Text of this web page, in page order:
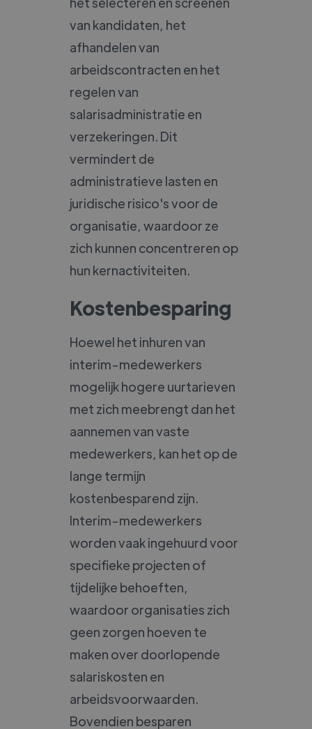
van kandidaten, het
afhandelen van
arbeidscontracten en het
regelen van
salarisadministratie en
verzekeringen. Dit
vermindert de
administratieve lasten en
juridische risico's voor de
organisatie, waardoor ze
zich kunnen concentreren op
hun kernactiviteiten.
Kostenbesparing
Hoewel het inhuren van
interim-medewerkers
mogelijk hogere uurtarieven
met zich meebrengt dan het
aannemen van vaste
medewerkers, kan het op de
lange termijn
kostenbesparend zijn.
Interim-medewerkers
worden vaak ingehuurd voor
specifieke projecten of
tijdelijke behoeften,
waardoor organisaties zich
geen zorgen hoeven te
maken over doorlopende
salariskosten en
arbeidsvoorwaarden.
Bovendien besparen